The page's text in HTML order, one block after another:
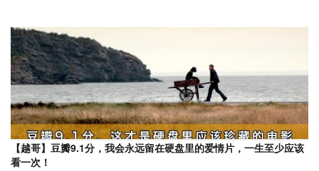
【越哥】豆瓣9.1分，我会永远留在硬盘里的爱情片，一生至少应该
看一次！